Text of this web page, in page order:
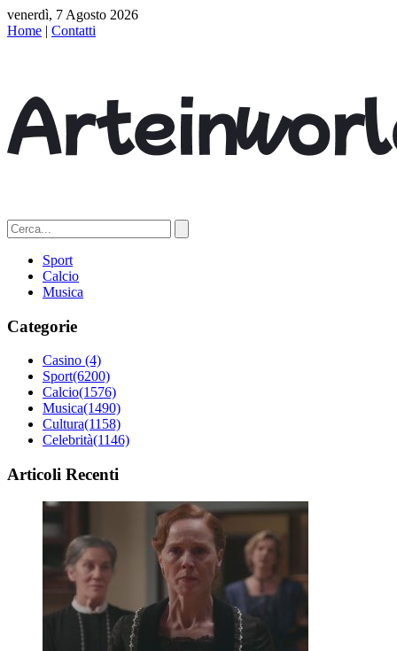
venerdì, 7 Agosto 2026
Home | Contatti
Sport
Calcio
Musica
Categorie
Casino (4)
Sport(6200)
Calcio(1576)
Musica(1490)
Cultura(1158)
Celebrità(1146)
Articoli Recenti